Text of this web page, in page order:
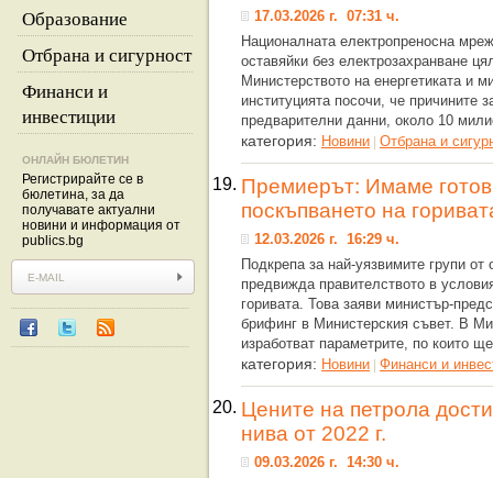
Образование
Отбрана и сигурност
Финанси и
инвестиции
ОНЛАЙН БЮЛЕТИН
Регистрирайте се в
бюлетина, за да
получавате актуални
новини и информация от
publics.bg
17.03.2026 г. 07:31 ч.
Националната електропреносна
оставяйки без електрозахранване
Министерството на енергетиката и
институцията посочи, че причините
предварителни данни, около 10
категория: Новини | Отбрана и
19. Премиерът: Имаме
поскъпването на
12.03.2026 г. 16:29 ч.
Подкрепа за най-уязвимите групи от
предвижда правителството в
горивата. Това заяви министър-
брифинг в Министерския съвет. В
изработват параметрите, по които
категория: Новини | Финанси и
20. Цените на петрола
нива от 2022 г.
09.03.2026 г. 14:30 ч.